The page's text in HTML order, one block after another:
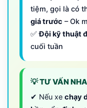
tiệm, gọi là có
giá trước – Ok
✅Đội kỹ thuật
cuối tuần
💡 TƯ VẤN
✔ Nếu xe chạy